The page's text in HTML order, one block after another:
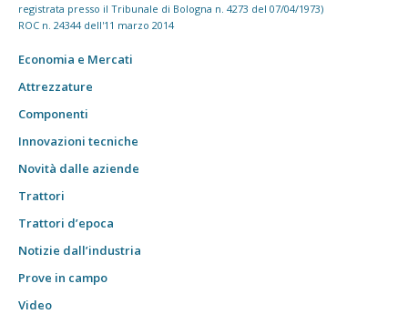
registrata presso il Tribunale di Bologna n. 4273 del 07/04/1973)
ROC n. 24344 dell'11 marzo 2014
Economia e Mercati
Attrezzature
Componenti
Innovazioni tecniche
Novità dalle aziende
Trattori
Trattori d’epoca
Notizie dall’industria
Prove in campo
Video